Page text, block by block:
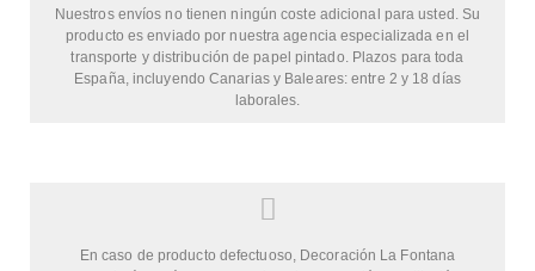
Nuestros envíos no tienen ningún coste adicional para usted. Su
producto es enviado por nuestra agencia especializada en el
transporte y distribución de papel pintado. Plazos para toda
España, incluyendo Canarias y Baleares: entre 2 y 18 días
laborales.
En caso de producto defectuoso, Decoración La Fontana